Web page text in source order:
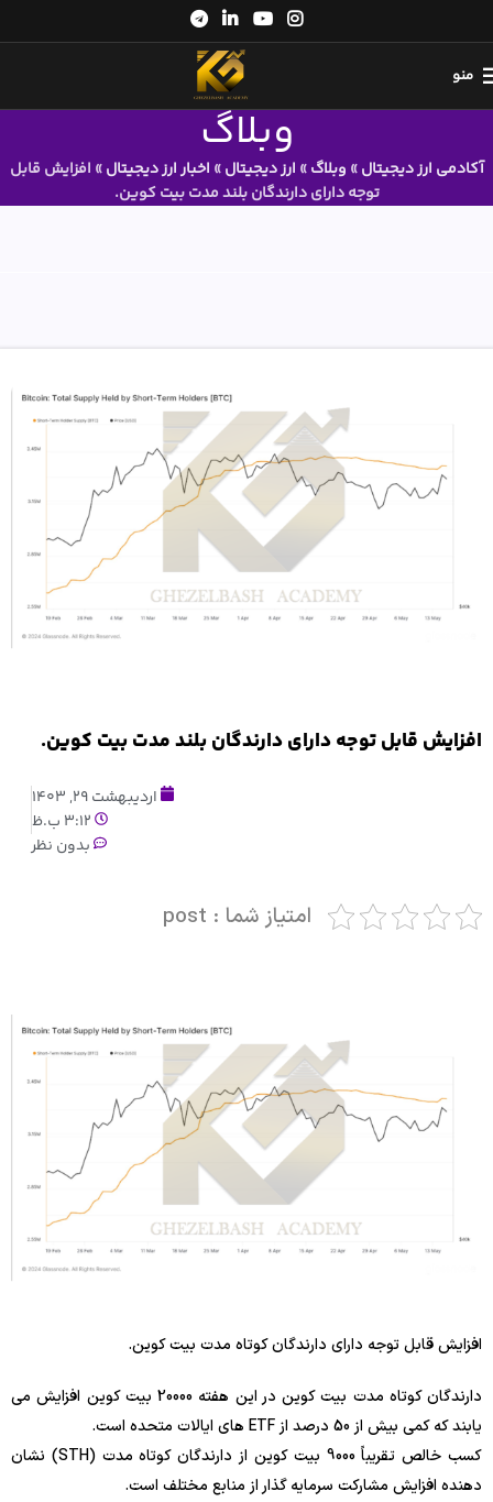
منو
وبلاگ
آکادمی ارز دیجیتال» وبلاگ» ارز دیجیتال» اخبار ارز دیجیتال» افزایش قابل
توجه دارای دارندگان بلند مدت بیت کوین.
افزایش قابل توجه دارای دارندگان بلند مدت بیت کوین.
اردیبهشت 29, 1403
3:12 ب.ظ
بدون نظر
امتیاز شما : post
افزایش قابل توجه دارای دارندگان کوتاه مدت بیت کوین.
دارندگان کوتاه مدت بیت کوین در این هفته 20000 بیت کوین افزایش می
یابند که کمی بیش از 50 درصد از ETF های ایالات متحده است.
کسب خالص تقریباً 9000 بیت کوین از دارندگان کوتاه مدت (STH) نشان
دهنده افزایش مشارکت سرمایه گذار از منابع مختلف است.